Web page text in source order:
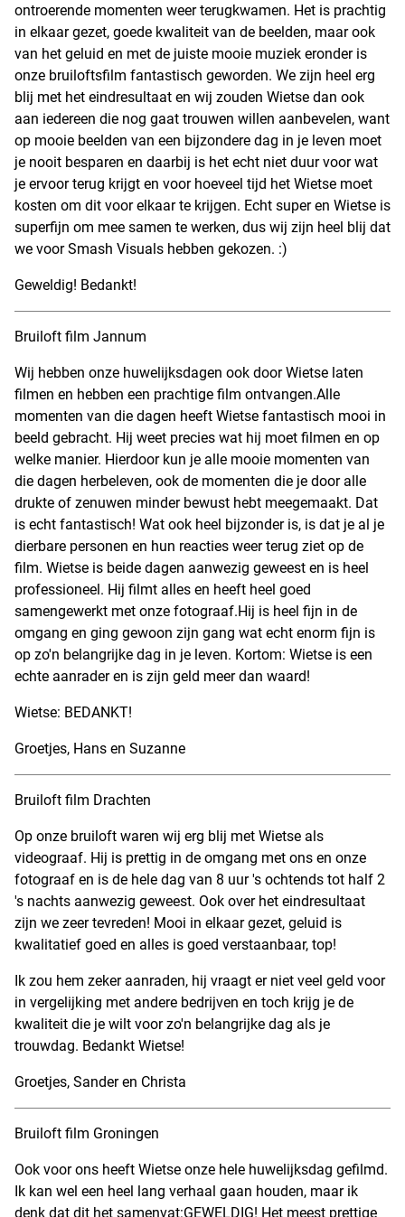
ontroerende momenten weer terugkwamen. Het is prachtig
in elkaar gezet, goede kwaliteit van de beelden, maar ook
van het geluid en met de juiste mooie muziek eronder is
onze bruiloftsfilm fantastisch geworden. We zijn heel erg
blij met het eindresultaat en wij zouden Wietse dan ook
aan iedereen die nog gaat trouwen willen aanbevelen, want
op mooie beelden van een bijzondere dag in je leven moet
je nooit besparen en daarbij is het echt niet duur voor wat
je ervoor terug krijgt en voor hoeveel tijd het Wietse moet
kosten om dit voor elkaar te krijgen. Echt super en Wietse is
superfijn om mee samen te werken, dus wij zijn heel blij dat
we voor Smash Visuals hebben gekozen. :)
Geweldig! Bedankt!
Bruiloft film Jannum
Wij hebben onze huwelijksdagen ook door Wietse laten
filmen en hebben een prachtige film ontvangen.Alle
momenten van die dagen heeft Wietse fantastisch mooi in
beeld gebracht. Hij weet precies wat hij moet filmen en op
welke manier. Hierdoor kun je alle mooie momenten van
die dagen herbeleven, ook de momenten die je door alle
drukte of zenuwen minder bewust hebt meegemaakt. Dat
is echt fantastisch! Wat ook heel bijzonder is, is dat je al je
dierbare personen en hun reacties weer terug ziet op de
film. Wietse is beide dagen aanwezig geweest en is heel
professioneel. Hij filmt alles en heeft heel goed
samengewerkt met onze fotograaf.Hij is heel fijn in de
omgang en ging gewoon zijn gang wat echt enorm fijn is
op zo'n belangrijke dag in je leven. Kortom: Wietse is een
echte aanrader en is zijn geld meer dan waard!
Wietse: BEDANKT!
Groetjes, Hans en Suzanne
Bruiloft film Drachten
Op onze bruiloft waren wij erg blij met Wietse als
videograaf. Hij is prettig in de omgang met ons en onze
fotograaf en is de hele dag van 8 uur 's ochtends tot half 2
's nachts aanwezig geweest. Ook over het eindresultaat
zijn we zeer tevreden! Mooi in elkaar gezet, geluid is
kwalitatief goed en alles is goed verstaanbaar, top!
Ik zou hem zeker aanraden, hij vraagt er niet veel geld voor
in vergelijking met andere bedrijven en toch krijg je de
kwaliteit die je wilt voor zo'n belangrijke dag als je
trouwdag. Bedankt Wietse!
Groetjes, Sander en Christa
Bruiloft film Groningen
Ook voor ons heeft Wietse onze hele huwelijksdag gefilmd.
Ik kan wel een heel lang verhaal gaan houden, maar ik
denk dat dit het samenvat:GEWELDIG! Het meest prettige